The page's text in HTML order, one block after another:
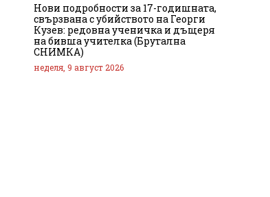
Нови подробности за 17-годишната,
свързвана с убийството на Георги
Кузев: редовна ученичка и дъщеря
на бивша учителка (Брутална
СНИМКА)
неделя, 9 август 2026